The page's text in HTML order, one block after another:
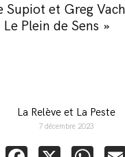
Supiot et Greg
Plein de Sens »
La Relève et La Peste
7 décembre 2023